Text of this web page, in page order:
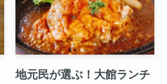
地元民が選ぶ！大館ランチ